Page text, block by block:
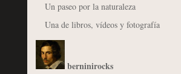
Un paseo por la naturaleza
Una de libros, vídeos y fotografía
berninirocks